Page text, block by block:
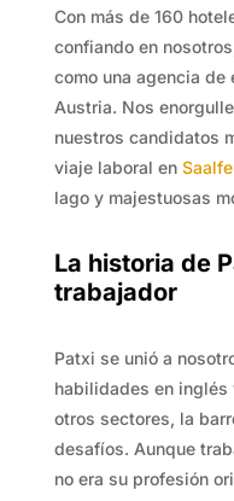
Con más de 160
confiando en
como una agencia de
Austria. Nos
nuestros candidatos
viaje laboral en
lago y majestuosas
La historia de
trabajador
Patxi se unió a
habilidades en inglés
otros sectores, la
desafíos. Aunque
no era su profesión